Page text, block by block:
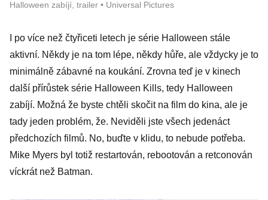
Halloween zabíjí, trailer • Universal Pictures
I po více než čtyřiceti letech je série Halloween stále
aktivní. Někdy je na tom lépe, někdy hůře, ale vždycky je to
minimálně zábavné na koukání. Zrovna teď je v kinech
další přírůstek série Halloween Kills, tedy Halloween
zabíjí. Možná že byste chtěli skočit na film do kina, ale je
tady jeden problém, že. Neviděli jste všech jedenáct
předchozích filmů. No, buďte v klidu, to nebude potřeba.
Mike Myers byl totiž restartován, rebootován a retconován
víckrát než Batman.